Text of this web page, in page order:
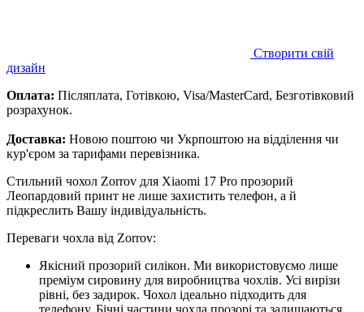
Створити свій
дизайн
Оплата: Післяплата, Готівкою, Visa/MasterCard, Безготівковий
розрахунок.
Доставка: Новою поштою чи Укрпоштою на відділення чи
кур'єром за тарифами перевізника.
Стильний чохол Zorrov для Xiaomi 17 Pro прозорий
Леопардовий принт не лише захистить телефон, а й
підкреслить Вашу індивідуальність.
Переваги чохла від Zorrov:
Якісний прозорий силікон. Ми використовуємо лише
преміум сировину для виробництва чохлів. Усі вирізи
рівні, без задирок. Чохол ідеально підходить для
телефону. Бічні частини чохла прозорі та залишаються